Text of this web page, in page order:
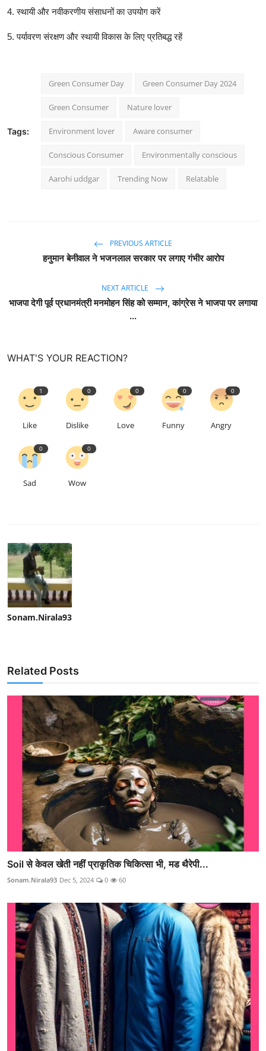
4. स्थायी और नवीकरणीय संसाधनों का उपयोग करें
5. पर्यावरण संरक्षण और स्थायी विकास के लिए प्रतिबद्ध रहें
Tags:
Green Consumer Day Green Consumer Day 2024
Green Consumer Nature lover
Environment lover Aware consumer
Conscious Consumer Environmentally conscious
Aarohi uddgar Trending Now Relatable
PREVIOUS ARTICLE
हनुमान बेनीवाल ने भजनलाल सरकार पर लगाए गंभीर आरोप
NEXT ARTICLE
भाजपा देगी पूर्व प्रधानमंत्री मनमोहन सिंह को सम्मान, कांग्रेस ने भाजपा पर लगाया
...
WHAT'S YOUR REACTION?
1
Like
0
Dislike
0
Love
0
Funny
0
Angry
0
Sad
0
Wow
Sonam.Nirala93
Related Posts
Soil से केवल खेती नहीं प्राकृतिक चिकित्सा भी, मड थैरेपी...
Sonam.Nirala93 Dec 5, 2024 0 60